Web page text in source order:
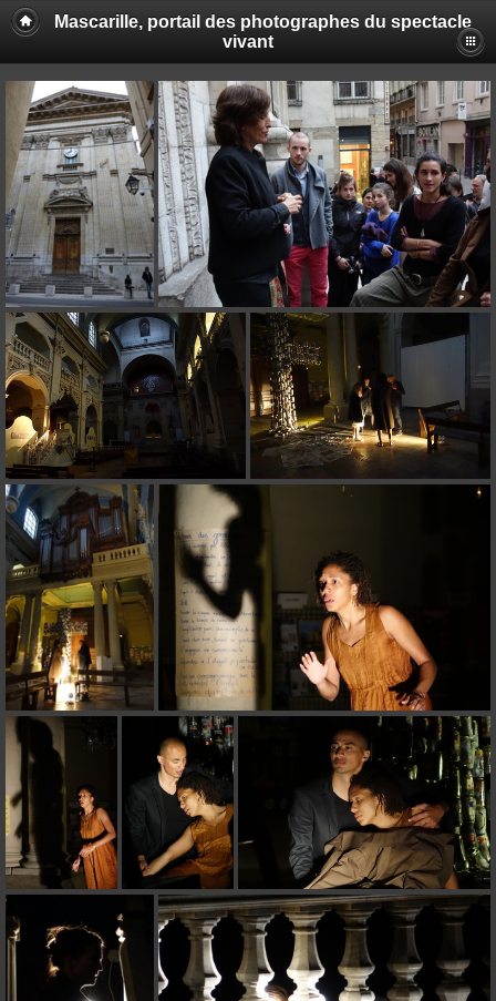
Mascarille, portail des photographes du spectacle
vivant